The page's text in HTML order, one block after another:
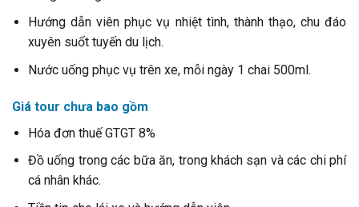
Hướng dẫn viên phục vụ nhiệt tình, thành thạo, chu đáo
xuyên suốt tuyến du lịch.
Nước uống phục vụ trên xe, mỗi ngày 1 chai 500ml.
Giá tour chưa bao gồm
Hóa đơn thuế GTGT 8%
Đồ uống trong các bữa ăn, trong khách sạn và các chi phí
cá nhân khác.